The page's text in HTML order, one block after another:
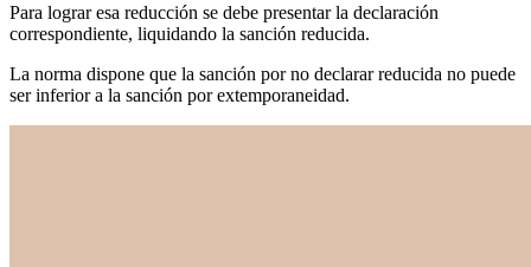
Para lograr esa reducción se debe presentar la declaración
correspondiente, liquidando la sanción reducida.
La norma dispone que la sanción por no declarar reducida no puede
ser inferior a la sanción por extemporaneidad.